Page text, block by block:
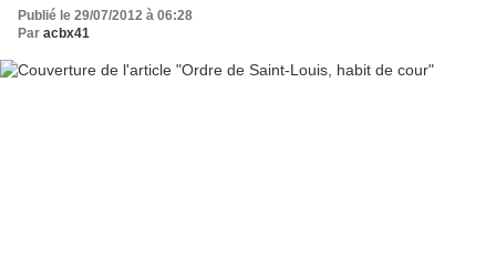
Publié le 29/07/2012 à 06:28
Par acbx41